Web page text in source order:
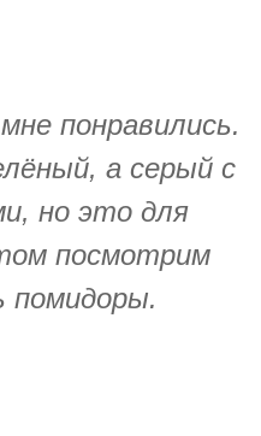
понравились.
а серый с
но это для
посмотрим
помидоры.